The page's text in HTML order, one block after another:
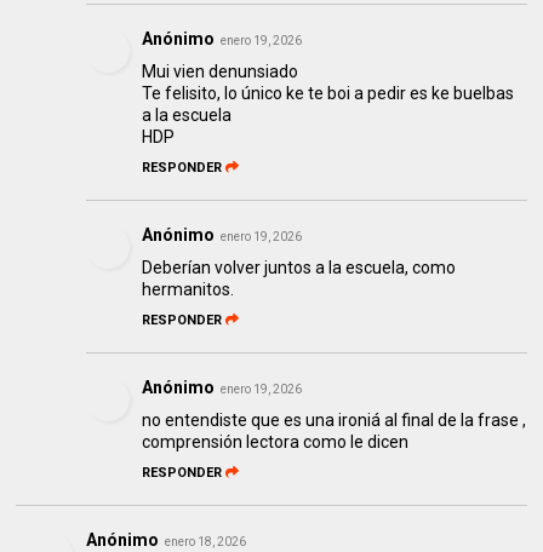
Anónimo enero 19, 2026
Mui vien denunsiado
Te felisito, lo único ke te boi a pedir es ke buelbas
a la escuela
HDP
RESPONDER
Anónimo enero 19, 2026
Deberían volver juntos a la escuela, como
hermanitos.
RESPONDER
Anónimo enero 19, 2026
no entendiste que es una ironiá al final de la frase ,
comprensión lectora como le dicen
RESPONDER
Anónimo enero 18, 2026